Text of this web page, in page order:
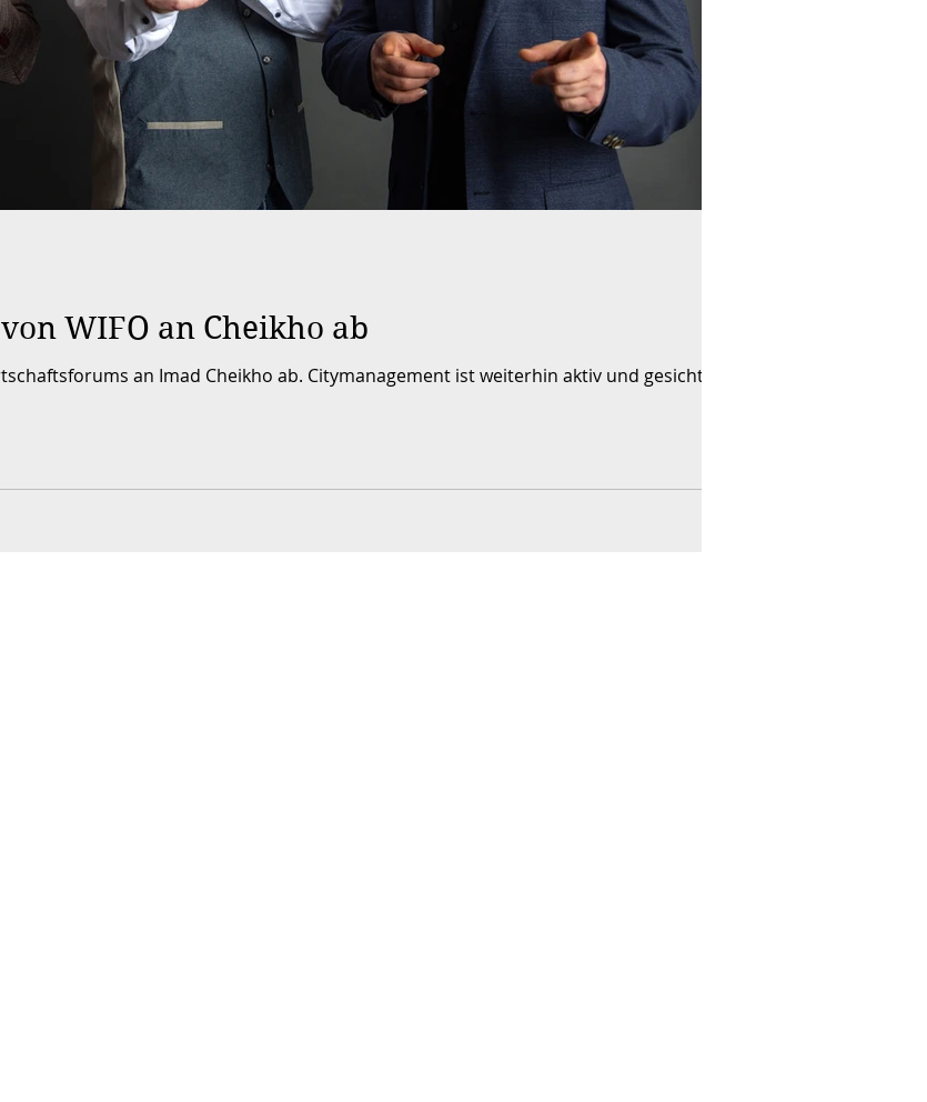
WIFO an Cheikho ab
an Imad Cheikho ab. Citymanagement ist weiterhin aktiv und gesichtert